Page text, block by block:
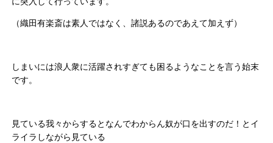
（織田有楽斎は素人ではなく、諸説あるのであえて加えず）
しまいには浪人衆に活躍されすぎても困るようなことを言う始末
です。
見ている我々からするとなんでわからん奴が口を出すのだ！とイ
ライラしながら見ている